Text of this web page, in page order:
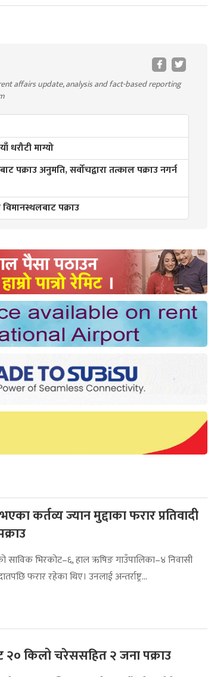
affairs update, analysis and fact-based reporting
माग्यो
अनुमति, सर्वोचद्वारा तत्काल पक्राउ नगर्न
विमानस्थलबाट पक्राउ
कर्तव्य ज्यान मुद्दाका फरार प्रतिवादी
साविक भिरकोट–६, हाल ऋषिङ गाउँपालिका–४ निवासी
फरार रहेका थिए। उनलाई अन्तर्राष्ट्र...
२० किलो चरेससहित २ जना पक्राउ